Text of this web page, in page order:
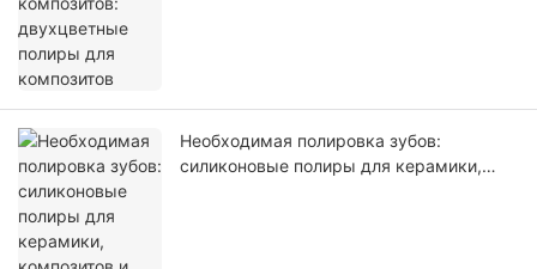
Необходимая полировка зубов:
силиконовые полиры для керамики,